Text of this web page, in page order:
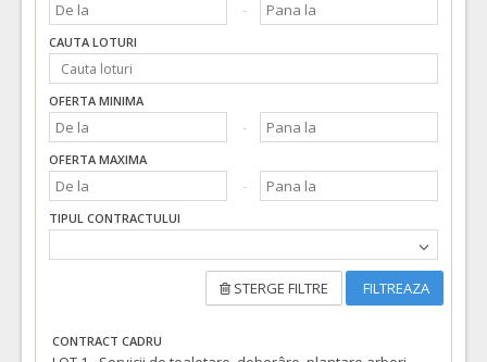
CAUTA LOTURI
OFERTA MINIMA
OFERTA MAXIMA
TIPUL CONTRACTULUI
STERGE FILTRE FILTREAZA
CONTRACT CADRU